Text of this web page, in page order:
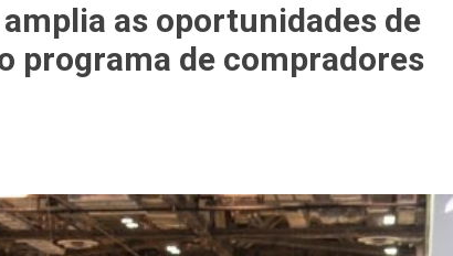
as oportunidades de
programa de compradores